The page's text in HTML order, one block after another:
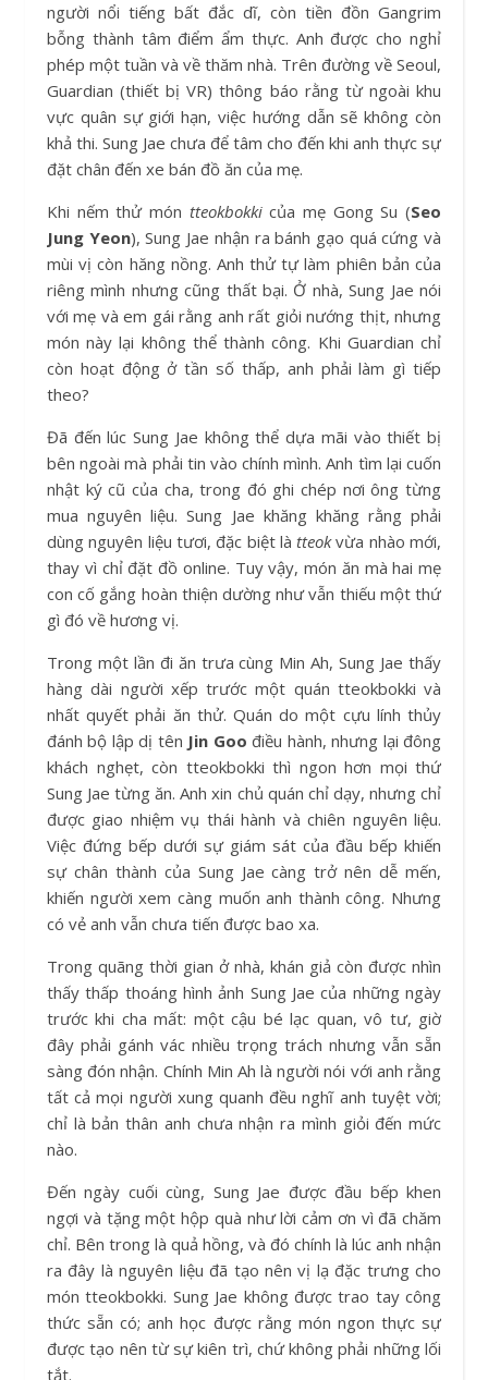
người nổi tiếng bất đắc dĩ, còn tiền đồn Gangrim
bỗng thành tâm điểm ẩm thực. Anh được cho nghỉ
phép một tuần và về thăm nhà. Trên đường về Seoul,
Guardian (thiết bị VR) thông báo rằng từ ngoài khu
vực quân sự giới hạn, việc hướng dẫn sẽ không còn
khả thi. Sung Jae chưa để tâm cho đến khi anh thực sự
đặt chân đến xe bán đồ ăn của mẹ.
Khi nếm thử món tteokbokkicủa mẹ Gong Su (Seo
Jung Yeon), Sung Jae nhận ra bánh gạo quá cứng và
mùi vị còn hăng nồng. Anh thử tự làm phiên bản của
riêng mình nhưng cũng thất bại. Ở nhà, Sung Jae nói
với mẹ và em gái rằng anh rất giỏi nướng thịt, nhưng
món này lại không thể thành công. Khi Guardian chỉ
còn hoạt động ở tần số thấp, anh phải làm gì tiếp
theo?
Đã đến lúc Sung Jae không thể dựa mãi vào thiết bị
bên ngoài mà phải tin vào chính mình. Anh tìm lại cuốn
nhật ký cũ của cha, trong đó ghi chép nơi ông từng
mua nguyên liệu. Sung Jae khăng khăng rằng phải
dùng nguyên liệu tươi, đặc biệt làtteokvừa nhào mới,
thay vì chỉ đặt đồ online. Tuy vậy, món ăn mà hai mẹ
con cố gắng hoàn thiện dường như vẫn thiếu một thứ
gì đó về hương vị.
Trong một lần đi ăn trưa cùng Min Ah, Sung Jae thấy
hàng dài người xếp trước một quán tteokbokki và
nhất quyết phải ăn thử. Quán do một cựu lính thủy
đánh bộ lập dị tên Jin Goo điều hành, nhưng lại đông
khách nghẹt, còn tteokbokki thì ngon hơn mọi thứ
Sung Jae từng ăn. Anh xin chủ quán chỉ dạy, nhưng chỉ
được giao nhiệm vụ thái hành và chiên nguyên liệu.
Việc đứng bếp dưới sự giám sát của đầu bếp khiến
sự chân thành của Sung Jae càng trở nên dễ mến,
khiến người xem càng muốn anh thành công. Nhưng
có vẻ anh vẫn chưa tiến được bao xa.
Trong quãng thời gian ở nhà, khán giả còn được nhìn
thấy thấp thoáng hình ảnh Sung Jae của những ngày
trước khi cha mất: một cậu bé lạc quan, vô tư, giờ
đây phải gánh vác nhiều trọng trách nhưng vẫn sẵn
sàng đón nhận. Chính Min Ah là người nói với anh rằng
tất cả mọi người xung quanh đều nghĩ anh tuyệt vời;
chỉ là bản thân anh chưa nhận ra mình giỏi đến mức
nào.
Đến ngày cuối cùng, Sung Jae được đầu bếp khen
ngợi và tặng một hộp quà như lời cảm ơn vì đã chăm
chỉ. Bên trong là quả hồng, và đó chính là lúc anh nhận
ra đây là nguyên liệu đã tạo nên vị lạ đặc trưng cho
món tteokbokki. Sung Jae không được trao tay công
thức sẵn có; anh học được rằng món ngon thực sự
được tạo nên từ sự kiên trì, chứ không phải những lối
tắt.